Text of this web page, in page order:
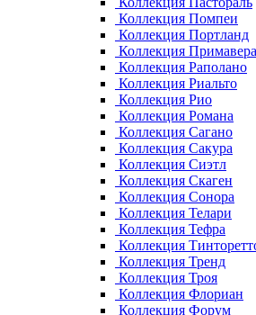
Коллекция Помпеи
Коллекция Портланд
Коллекция Примавера
Коллекция Раполано
Коллекция Риальто
Коллекция Рио
Коллекция Романа
Коллекция Сагано
Коллекция Сакура
Коллекция Сиэтл
Коллекция Скаген
Коллекция Сонора
Коллекция Телари
Коллекция Тефра
Коллекция
Коллекция Тренд
Коллекция Троя
Коллекция Флориан
Коллекция Форум